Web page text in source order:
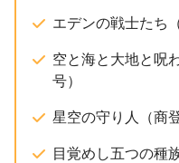
エデンの戦士たち
空と海と大地と呪
号）
星空の守り人（商
目覚めし五つの種